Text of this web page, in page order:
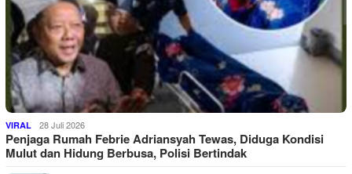
VIRAL 28 Juli 2026
Penjaga Rumah Febrie Adriansyah Tewas, Diduga Kondisi
Mulut dan Hidung Berbusa, Polisi Bertindak